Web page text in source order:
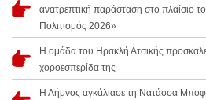
ανατρεπτική παράσταση στο πλαίσιο
Πολιτισμός 2026»
Η ομάδα του Ηρακλή Ατσικής
χοροεσπερίδα της
Η Λήμνος αγκάλιασε τη Νατάσσα